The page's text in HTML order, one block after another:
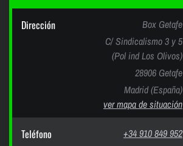
Dirección
Box Getafe
C/ Sindicalismo 3 y 5
(Pol ind Los Olivos)
28906 Getafe
Madrid (España)
ver mapa de situación
Teléfono +34 910 849 952